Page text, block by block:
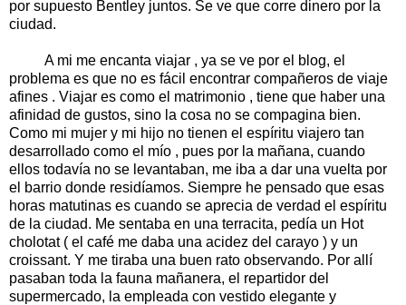
por supuesto Bentley juntos. Se ve que corre dinero por la
ciudad.
A mi me encanta viajar , ya se ve por el blog, el
problema es que no es fácil encontrar compañeros de viaje
afines . Viajar es como el matrimonio , tiene que haber una
afinidad de gustos, sino la cosa no se compagina bien.
Como mi mujer y mi hijo no tienen el espíritu viajero tan
desarrollado como el mío , pues por la mañana, cuando
ellos todavía no se levantaban, me iba a dar una vuelta por
el barrio donde residíamos. Siempre he pensado que esas
horas matutinas es cuando se aprecia de verdad el espíritu
de la ciudad. Me sentaba en una terracita, pedía un Hot
cholotat ( el café me daba una acidez del carayo ) y un
croissant. Y me tiraba una buen rato observando. Por allí
pasaban toda la fauna mañanera, el repartidor del
supermercado, la empleada con vestido elegante y